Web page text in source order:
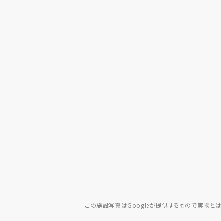
この施設写真はGoogleが提供するもので実物と